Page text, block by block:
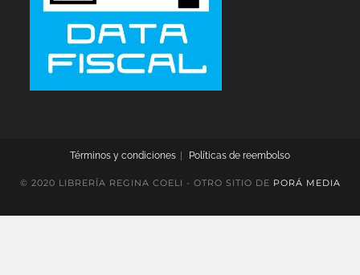
Términos y condiciones Políticas de reembolso
© 2020 LIBRERÍA REGINA COELI - OTRO SITIO DE PORÁ MEDIA